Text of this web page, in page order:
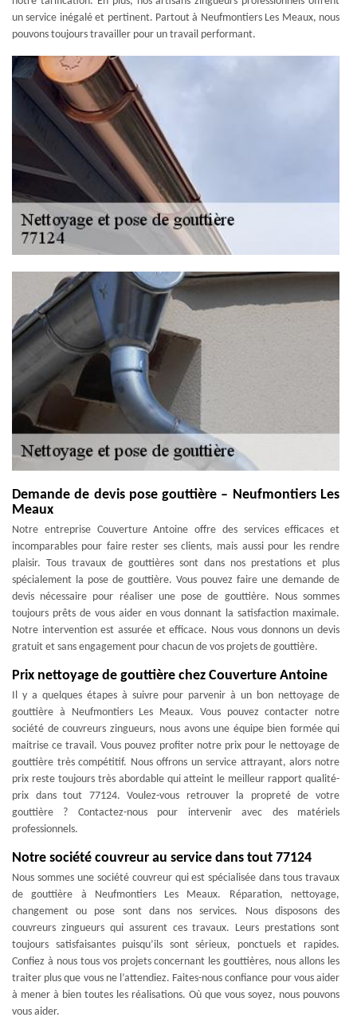
un service inégalé et pertinent. Partout à Neufmontiers Les Meaux, nous
pouvons toujours travailler pour un travail performant.
Demande de devis pose gouttière – Neufmontiers Les
Meaux
Notre entreprise Couverture Antoine offre des services efficaces et
incomparables pour faire rester ses clients, mais aussi pour les rendre
plaisir. Tous travaux de gouttières sont dans nos prestations et plus
spécialement la pose de gouttière. Vous pouvez faire une demande de
devis nécessaire pour réaliser une pose de gouttière. Nous sommes
toujours prêts de vous aider en vous donnant la satisfaction maximale.
Notre intervention est assurée et efficace. Nous vous donnons un devis
gratuit et sans engagement pour chacun de vos projets de gouttière.
Prix nettoyage de gouttière chez Couverture Antoine
Il y a quelques étapes à suivre pour parvenir à un bon nettoyage de
gouttière à Neufmontiers Les Meaux. Vous pouvez contacter notre
société de couvreurs zingueurs, nous avons une équipe bien formée qui
maitrise ce travail. Vous pouvez profiter notre prix pour le nettoyage de
gouttière très compétitif. Nous offrons un service attrayant, alors notre
prix reste toujours très abordable qui atteint le meilleur rapport qualité-
prix dans tout 77124. Voulez-vous retrouver la propreté de votre
gouttière ? Contactez-nous pour intervenir avec des matériels
professionnels.
Notre société couvreur au service dans tout 77124
Nous sommes une société couvreur qui est spécialisée dans tous travaux
de gouttière à Neufmontiers Les Meaux. Réparation, nettoyage,
changement ou pose sont dans nos services. Nous disposons des
couvreurs zingueurs qui assurent ces travaux. Leurs prestations sont
toujours satisfaisantes puisqu’ils sont sérieux, ponctuels et rapides.
Confiez à nous tous vos projets concernant les gouttières, nous allons les
traiter plus que vous ne l’attendiez. Faites-nous confiance pour vous aider
à mener à bien toutes les réalisations. Où que vous soyez, nous pouvons
vous aider.